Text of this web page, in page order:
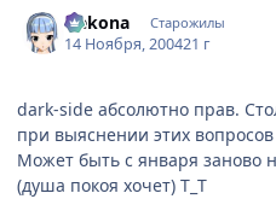
Nekona Старожилы
14 Ноября, 200421 г
dark-side абсолютно прав.
при выяснении этих
Может быть с января заново
(душа покоя хочет) T_T